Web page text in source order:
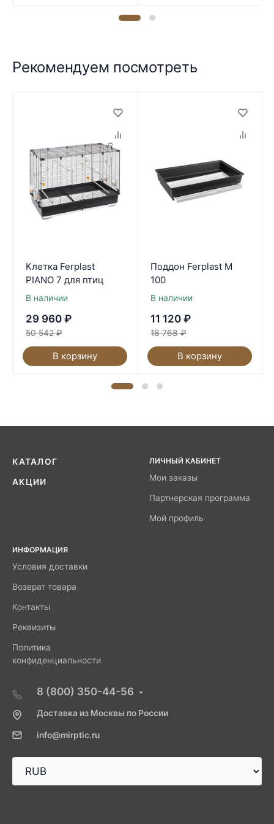
Рекомендуем посмотреть
Клетка Ferplast
PIANO 7 для птиц
В наличии
29 960 ₽
50 542 ₽
В корзину
Поддон Ferplast M
100
В наличии
11 120 ₽
18 768 ₽
В корзину
КАТАЛОГ
АКЦИИ
ЛИЧНЫЙ КАБИНЕТ
Мои заказы
Партнерская программа
Мой профиль
ИНФОРМАЦИЯ
Условия доставки
Возврат товара
Контакты
Реквизиты
Политика
конфиденциальности
8 (800) 350-44-56
Доставка из Москвы по России
info@mirptic.ru